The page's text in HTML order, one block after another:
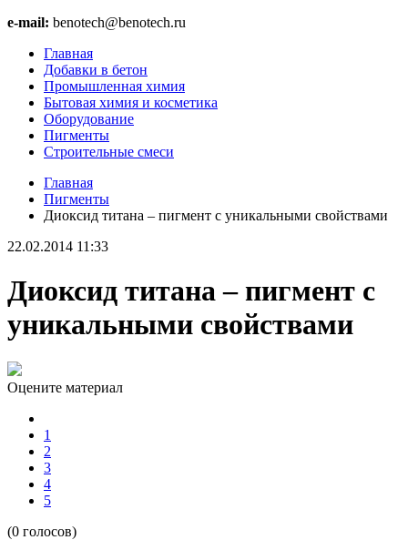
e-mail: benotech@benotech.ru
Главная
Добавки в бетон
Промышленная химия
Бытовая химия и косметика
Оборудование
Пигменты
Строительные смеси
Главная
Пигменты
Диоксид титана – пигмент с уникальными свойствами
22.02.2014 11:33
Диоксид титана – пигмент с
уникальными свойствами
Оцените материал
1
2
3
4
5
(0 голосов)